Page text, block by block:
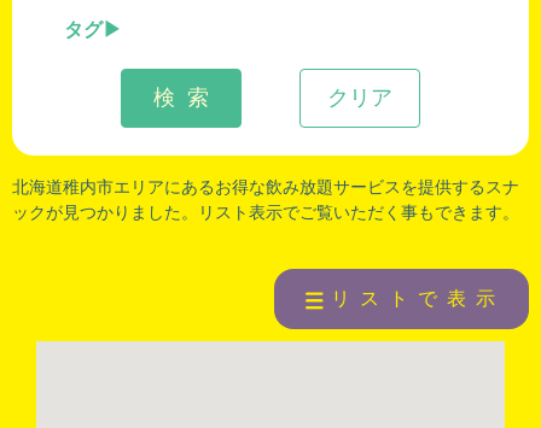
タグ
クリア
検 索
北海道稚内市エリアにあるお得な飲み放題サービスを提供するスナ
ックが見つかりました。リスト表示でご覧いただく事もできます。
リストで表示